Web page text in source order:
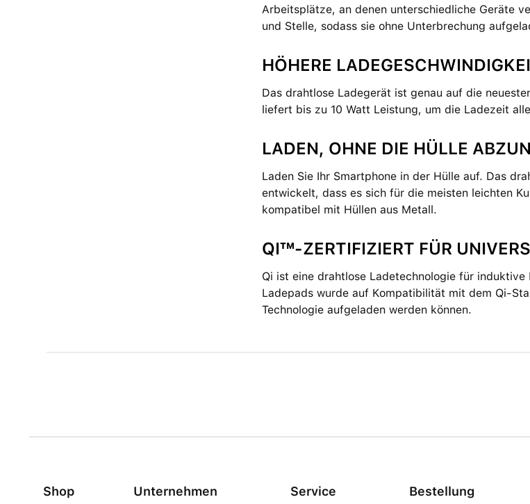
Arbeitsplätze, an denen unterschiedliche Geräte
und Stelle, sodass sie ohne Unterbrechung
HÖHERE
Das drahtlose Ladegerät ist genau auf die
liefert bis zu 10 Watt Leistung, um die Ladezeit
LADEN, OHNE DIE HÜLLE
Laden Sie Ihr Smartphone in der Hülle auf. Das
entwickelt, dass es sich für die meisten leichten
kompatibel mit Hüllen aus Metall.
QI™-ZERTIFIZIERT FÜR
Qi ist eine drahtlose Ladetechnologie für induktive
Ladepads wurde auf Kompatibilität mit dem Qi-
Technologie aufgeladen werden können.
Shop Unternehmen Service Bestellung